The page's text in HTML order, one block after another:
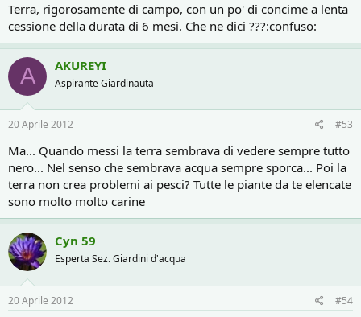
Terra, rigorosamente di campo, con un po' di concime a lenta
cessione della durata di 6 mesi. Che ne dici ???:confuso:
A AKUREYI
Aspirante Giardinauta
20 Aprile 2012 #53
Ma... Quando messi la terra sembrava di vedere sempre tutto
nero... Nel senso che sembrava acqua sempre sporca... Poi la
terra non crea problemi ai pesci? Tutte le piante da te elencate
sono molto molto carine
Cyn 59
Esperta Sez. Giardini d'acqua
20 Aprile 2012 #54